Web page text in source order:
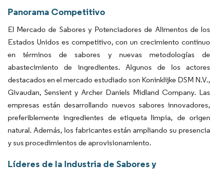
Panorama Competitivo
El Mercado de Sabores y Potenciadores de Alimentos de los
Estados Unidos es competitivo, con un crecimiento continuo
en términos de sabores y nuevas metodologías de
abastecimiento de ingredientes. Algunos de los actores
destacados en el mercado estudiado son Koninklijke DSM N.V.,
Givaudan, Sensient y Archer Daniels Midland Company. Las
empresas están desarrollando nuevos sabores innovadores,
preferiblemente ingredientes de etiqueta limpia, de origen
natural. Además, los fabricantes están ampliando su presencia
y sus procedimientos de aprovisionamiento.
Líderes de la Industria de Sabores y